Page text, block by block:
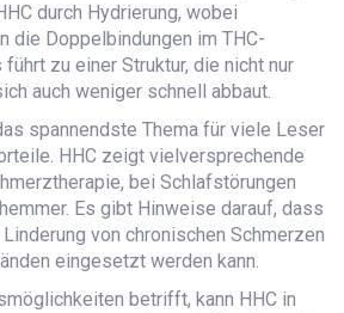
durch Hydrierung, wobei
die Doppelbindungen im THC-
zu einer Struktur, die nicht nur
auch weniger schnell abbaut.
spannendste Thema für viele Leser
HHC zeigt vielversprechende
bei Schlafstörungen
Es gibt Hinweise darauf, dass
von chronischen Schmerzen
eingesetzt werden kann.
betrifft, kann HHC in